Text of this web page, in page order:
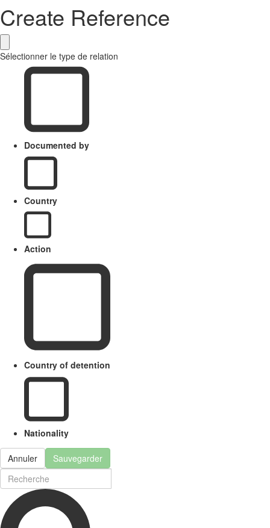
Create Reference
Sélectionner le type de relation
Documented by
Country
Action
Country of detention
Nationality
Annuler Sauvegarder